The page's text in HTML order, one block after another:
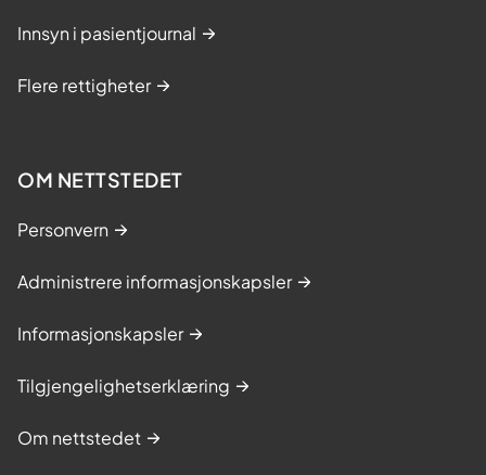
Innsyn i pasientjournal
Flere rettigheter
OM NETTSTEDET
Personvern
Administrere informasjonskapsler
Informasjonskapsler
Tilgjengelighetserklæring
Om nettstedet